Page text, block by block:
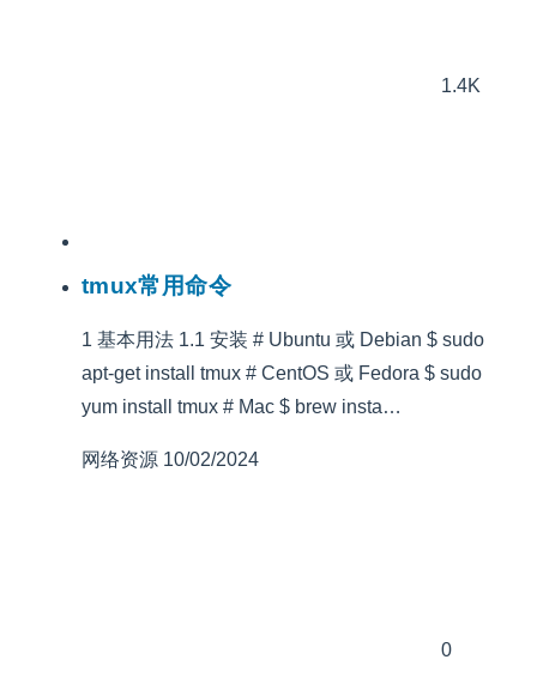
1.4K
tmux常用命令
1 基本用法 1.1 安装 # Ubuntu 或 Debian $ sudo
apt-get install tmux # CentOS 或 Fedora $ sudo
yum install tmux # Mac $ brew insta…
网络资源 10/02/2024
0